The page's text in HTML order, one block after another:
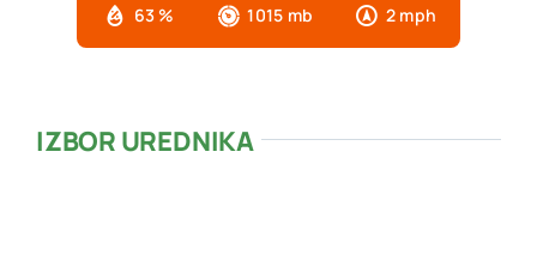
63 % 1015 mb 2 mph
IZBOR UREDNIKA